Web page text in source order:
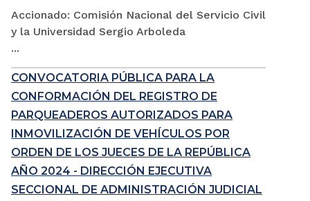
Accionado: Comisión Nacional del Servicio Civil
y la Universidad Sergio Arboleda
...
CONVOCATORIA PÚBLICA PARA LA
CONFORMACIÓN DEL REGISTRO DE
PARQUEADEROS AUTORIZADOS PARA
INMOVILIZACIÓN DE VEHÍCULOS POR
ORDEN DE LOS JUECES DE LA REPÚBLICA
AÑO 2024 - DIRECCIÓN EJECUTIVA
SECCIONAL DE ADMINISTRACIÓN JUDICIAL